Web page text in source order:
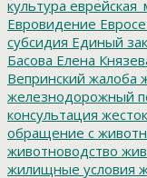
культура
Евровидение
субсидия Единый
Басова Елена
Вепринский жалоба
железнодорожный
консультация
обращение с
животноводство
жилищные условия